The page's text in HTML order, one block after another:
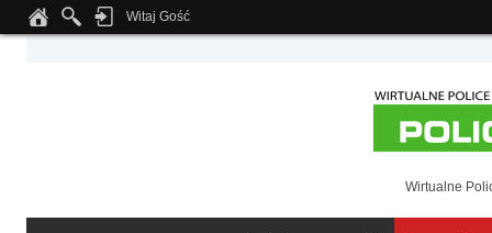
Notice: Undefined index: tapatalk_body_hook in
Witaj Gość
Wirtualne